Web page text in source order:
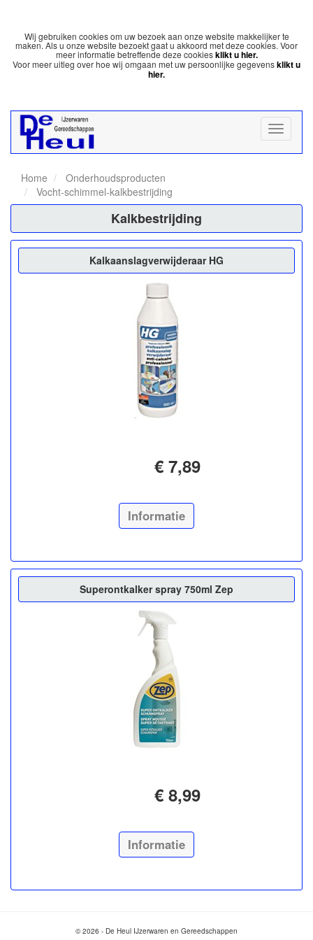
Wij gebruiken cookies om uw bezoek aan onze website makkelijker te
maken. Als u onze website bezoekt gaat u akkoord met deze cookies. Voor
meer informatie betreffende deze cookiesklikt u hier.
Voor meer uitleg over hoe wij omgaan met uw persoonlijke gegevensklikt u
hier.
Home
Onderhoudsproducten
Vocht-schimmel-kalkbestrijding
Kalkbestrijding
Kalkaanslagverwijderaar HG
€ 7,89
Informatie
Superontkalker spray 750ml Zep
€ 8,99
Informatie
© 2026 - De Heul IJzerwaren en Gereedschappen